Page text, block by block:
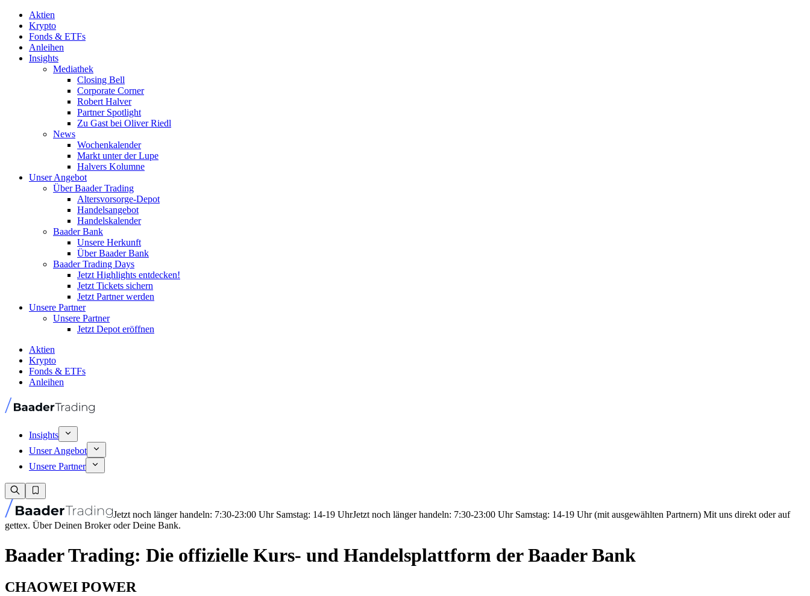
Aktien
Krypto
Fonds & ETFs
Anleihen
Insights
Mediathek
Closing Bell
Corporate Corner
Robert Halver
Partner Spotlight
Zu Gast bei Oliver Riedl
News
Wochenkalender
Markt unter der Lupe
Halvers Kolumne
Unser Angebot
Über Baader Trading
Altersvorsorge-Depot
Handelsangebot
Handelskalender
Baader Bank
Unsere Herkunft
Über Baader Bank
Baader Trading Days
Jetzt Highlights entdecken!
Jetzt Tickets sichern
Jetzt Partner werden
Unsere Partner
Unsere Partner
Jetzt Depot eröffnen
Aktien
Krypto
Fonds & ETFs
Anleihen
Insights
Unser Angebot
Unsere Partner
Jetzt noch länger handeln: 7:30-23:00 Uhr Samstag: 14-19 UhrJetzt noch länger handeln: 7:30-23:00 Uhr Samstag: 14-19 Uhr (mit ausgewählten Partnern) Mit uns direkt oder auf
gettex. Über Deinen Broker oder Deine Bank.
Baader Trading: Die offizielle Kurs- und Handelsplattform der Baader Bank
CHAOWEI POWER